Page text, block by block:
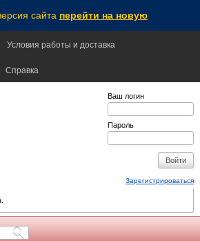
сайта перейти на новую
Условия работы и доставка
Справка
Ваш логин
Пароль
Зарегистрироваться